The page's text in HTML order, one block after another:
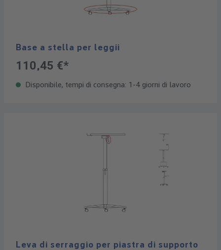
Base a stella per leggii
110,45 €*
Disponibile, tempi di consegna: 1-4 giorni di lavoro
Leva di serraggio per piastra di supporto